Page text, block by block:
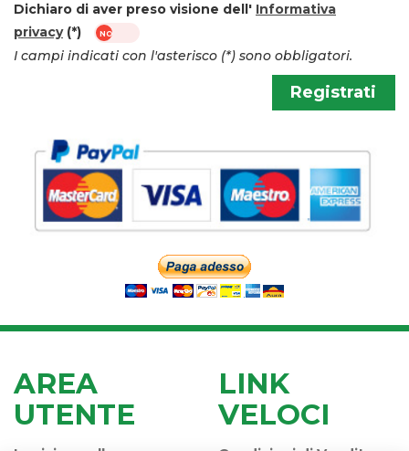
Dichiaro di aver preso visione dell' Informativa
privacy(*)
I campi indicati con l'asterisco (*) sono obbligatori.
AREA
UTENTE
LINK
VELOCI